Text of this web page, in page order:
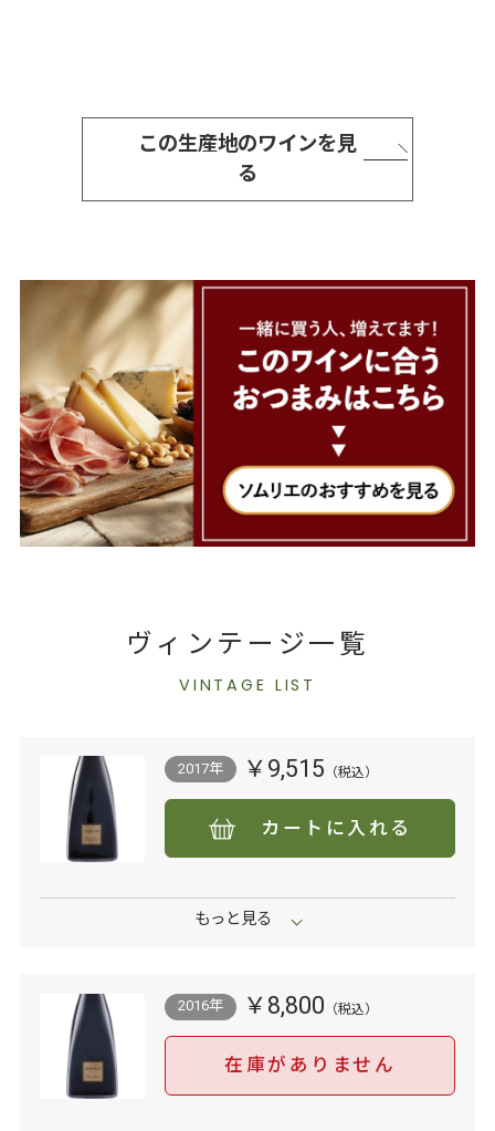
この生産地のワインを見
る
ヴィンテージ一覧
VINTAGE LIST
2017年 ￥9,515
カートに入れる
2016年 ￥8,800
在庫がありません